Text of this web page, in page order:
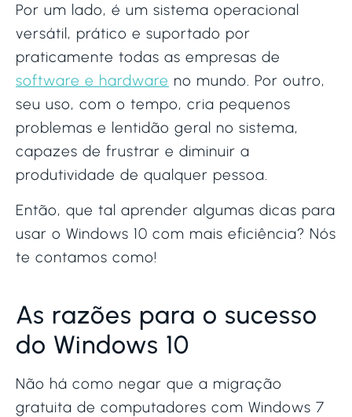
Por um lado, é um sistema operacional
versátil, prático e suportado por
praticamente todas as empresas de
software e hardware no mundo. Por outro,
seu uso, com o tempo, cria pequenos
problemas e lentidão geral no sistema,
capazes de frustrar e diminuir a
produtividade de qualquer pessoa.
Então, que tal aprender algumas dicas para
usar o Windows 10 com mais eficiência? Nós
te contamos como!
As razões para o sucesso
do Windows 10
Não há como negar que a migração
gratuita de computadores com Windows 7